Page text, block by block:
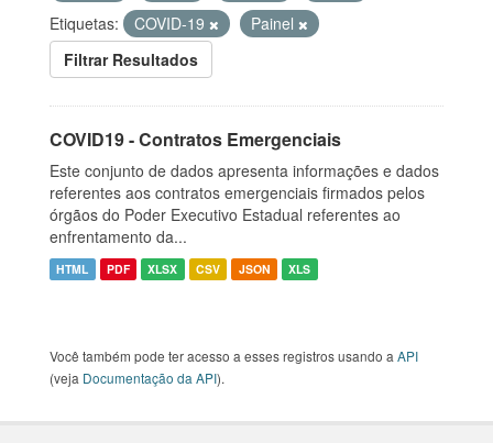
Etiquetas:
COVID-19
Painel
Filtrar Resultados
COVID19 - Contratos Emergenciais
Este conjunto de dados apresenta informações e dados
referentes aos contratos emergenciais firmados pelos
órgãos do Poder Executivo Estadual referentes ao
enfrentamento da...
HTML PDF XLSX CSV JSON XLS
Você também pode ter acesso a esses registros usando a API
(veja Documentação da API).